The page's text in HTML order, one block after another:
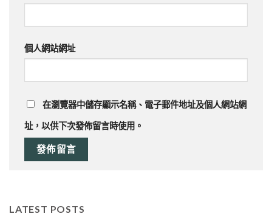
個人網站網址
在瀏覽器中儲存顯示名稱、電子郵件地址及個人網站網
址，以供下次發佈留言時使用。
LATEST POSTS